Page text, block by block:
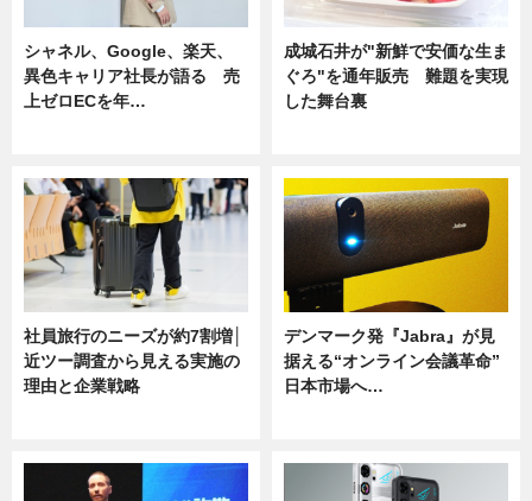
シャネル、Google、楽天、
異色キャリア社長が語る 売
上ゼロECを年…
成城石井が"新鮮で安価な生ま
ぐろ"を通年販売 難題を実現
した舞台裏
社員旅行のニーズが約7割増│
近ツー調査から見える実施の
理由と企業戦略
デンマーク発『Jabra』が見
据える“オンライン会議革命”
日本市場へ…